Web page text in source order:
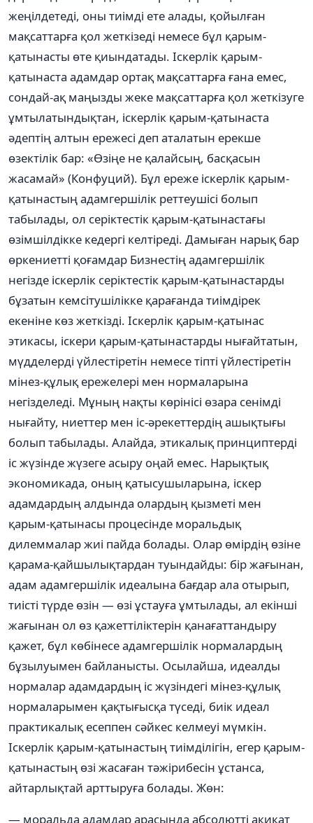
жеңілдетеді, оны тиімді ете алады, қойылған
мақсаттарға қол жеткізеді немесе бұл қарым-
қатынасты өте қиындатады. Іскерлік қарым-
қатынаста адамдар ортақ мақсаттарға ғана емес,
сондай-ақ маңызды жеке мақсаттарға қол жеткізуге
ұмтылатындықтан, іскерлік қарым-қатынаста
әдептің алтын ережесі деп аталатын ерекше
өзектілік бар: «Өзіңе не қалайсың, басқасын
жасамай» (Конфуций). Бұл ереже іскерлік қарым-
қатынастың адамгершілік реттеушісі болып
табылады, ол серіктестік қарым-қатынастағы
өзімшілдікке кедергі келтіреді. Дамыған нарық бар
өркениетті қоғамдар Бизнестің адамгершілік
негізде іскерлік серіктестік қарым-қатынастарды
бұзатын кемсітушілікке қарағанда тиімдірек
екеніне көз жеткізді. Іскерлік қарым-қатынас
этикасы, іскери қарым-қатынастарды нығайтатын,
мүдделерді үйлестіретін немесе тіпті үйлестіретін
мінез-құлық ережелері мен нормаларына
негізделеді. Мұның нақты көрінісі өзара сенімді
нығайту, ниеттер мен іс-әрекеттердің ашықтығы
болып табылады. Алайда, этикалық принциптерді
іс жүзінде жүзеге асыру оңай емес. Нарықтық
экономикада, оның қатысушыларына, іскер
адамдардың алдында олардың қызметі мен
қарым-қатынасы процесінде моральдық
дилеммалар жиі пайда болады. Олар өмірдің өзіне
қарама-қайшылықтардан туындайды: бір жағынан,
адам адамгершілік идеалына бағдар ала отырып,
тиісті түрде өзін — өзі ұстауға ұмтылады, ал екінші
жағынан ол өз қажеттіліктерін қанағаттандыру
қажет, бұл көбінесе адамгершілік нормалардың
бұзылуымен байланысты. Осылайша, идеалды
нормалар адамдардың іс жүзіндегі мінез-құлық
нормаларымен қақтығысқа түседі, биік идеал
практикалық есеппен сәйкес келмеуі мүмкін.
Іскерлік қарым-қатынастың тиімділігін, егер қарым-
қатынастың өзі жасаған тәжірибесін ұстанса,
айтарлықтай арттыруға болады. Жөн:
— моральда адамдар арасында абсолютті ақиқат